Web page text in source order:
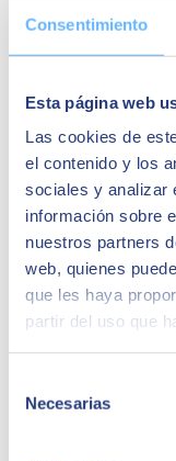
Consentimiento
Esta página web
Las cookies de
el contenido y los
sociales y analizar
información sobre
nuestros partners
web, quienes
que les haya
partir del uso que
Necesarias